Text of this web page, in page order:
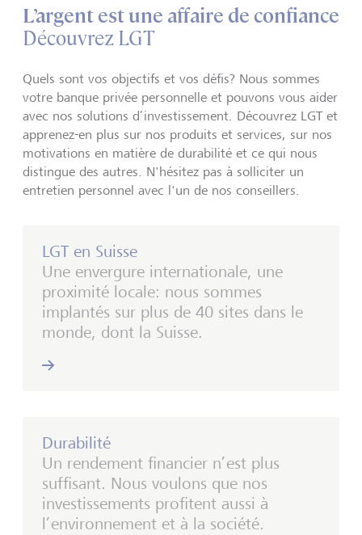
L’argent est une affaire de confiance
Découvrez LGT
Quels sont vos objectifs et vos défis? Nous sommes
votre banque privée personnelle et pouvons vous aider
avec nos solutions d’investissement. Découvrez LGT et
apprenez-en plus sur nos produits et services, sur nos
motivations en matière de durabilité et ce qui nous
distingue des autres. N'hésitez pas à solliciter un
entretien personnel avec l'un de nos conseillers.
LGT en Suisse
Une envergure internationale, une
proximité locale: nous sommes
implantés sur plus de 40 sites dans le
monde, dont la Suisse.
Durabilité
Un rendement financier n’est plus
suffisant. Nous voulons que nos
investissements profitent aussi à
l’environnement et à la société.